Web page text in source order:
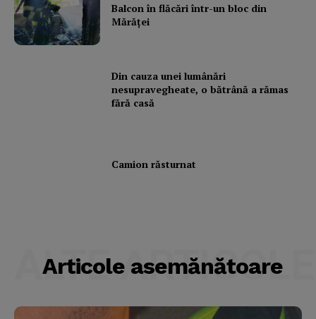
Balcon în flăcări într-un bloc din
Mărăţei
Din cauza unei lumânări
nesupravegheate, o bătrână a rămas
fără casă
Camion răsturnat
Articole asemănătoare
ALTE ARTICOLE